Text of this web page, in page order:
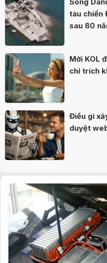
tàu chiến
sau 80
Mời KOL
chỉ trích
Điều gì
duyệt